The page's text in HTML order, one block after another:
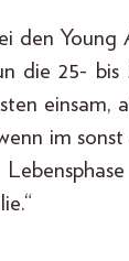
den
die 25-
einsam,
im